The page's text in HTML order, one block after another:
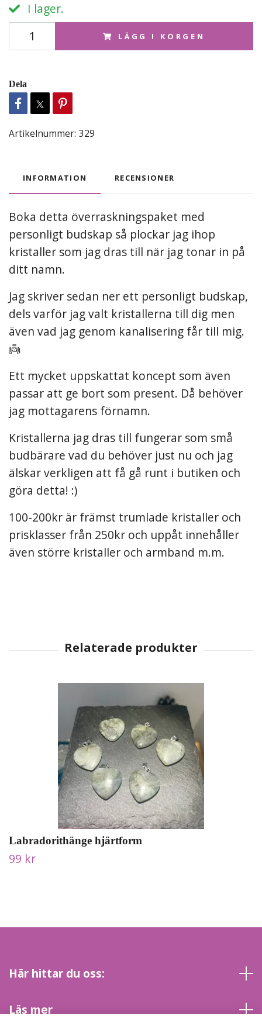
I lager.
LÄGG I KORGEN
Dela
Artikelnummer: 329
INFORMATION RECENSIONER
Boka detta överraskningspaket med
personligt budskap så plockar jag ihop
kristaller som jag dras till när jag tonar in på
ditt namn.
Jag skriver sedan ner ett personligt budskap,
dels varför jag valt kristallerna till dig men
även vad jag genom kanalisering får till mig.
👼
Ett mycket uppskattat koncept som även
passar att ge bort som present. Då behöver
jag mottagarens förnamn.
Kristallerna jag dras till fungerar som små
budbärare vad du behöver just nu och jag
älskar verkligen att få gå runt i butiken och
göra detta! :)
100-200kr är främst trumlade kristaller och
prisklasser från 250kr och uppåt innehåller
även större kristaller och armband m.m.
Labradorithänge hjärtform
99 kr
Här hittar du oss:
Läs mer